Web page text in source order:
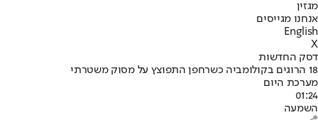
מגזין
אנחנו מגייסים
English
X
דסק החדשות
18 הרוגים בקולומביה כשרחפן התפוצץ על מסוק משטרתי
מערכת היום
01:24
השמעה